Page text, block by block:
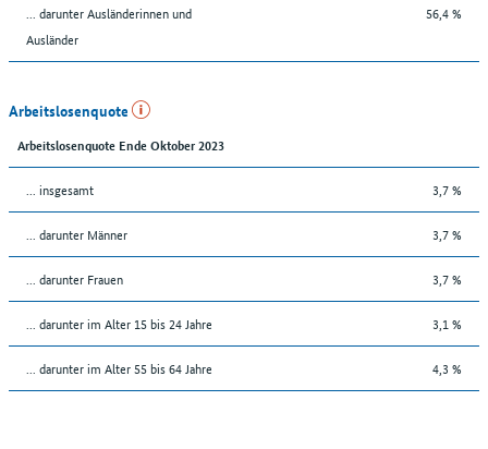
... darunter Ausländerinnen und
Ausländer
56,4 %
Arbeitslosenquote
Arbeitslosenquote Ende Oktober 2023
... insgesamt 3,7 %
... darunter Männer 3,7 %
... darunter Frauen 3,7 %
... darunter im Alter 15 bis 24 Jahre 3,1 %
... darunter im Alter 55 bis 64 Jahre 4,3 %